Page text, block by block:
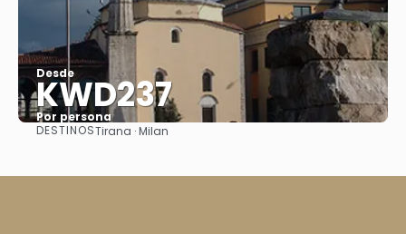
Desde
KWD237
Por persona
DESTINOSTirana · Milan